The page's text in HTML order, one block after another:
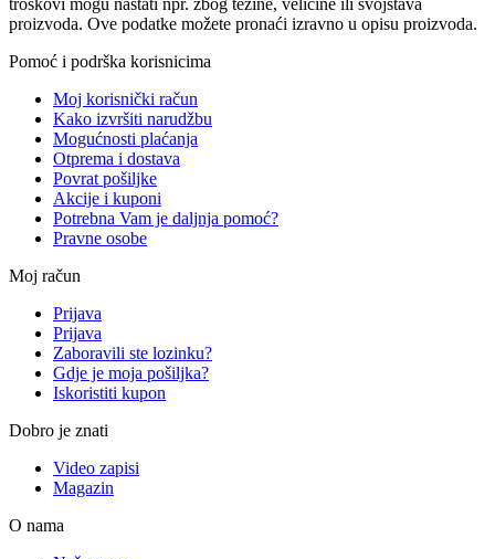
troškovi mogu nastati npr. zbog težine, veličine ili svojstava
proizvoda. Ove podatke možete pronaći izravno u opisu proizvoda.
Pomoć i podrška korisnicima
Moj korisnički račun
Kako izvršiti narudžbu
Mogućnosti plaćanja
Otprema i dostava
Povrat pošiljke
Akcije i kuponi
Potrebna Vam je daljnja pomoć?
Pravne osobe
Moj račun
Prijava
Prijava
Zaboravili ste lozinku?
Gdje je moja pošiljka?
Iskoristiti kupon
Dobro je znati
Video zapisi
Magazin
O nama